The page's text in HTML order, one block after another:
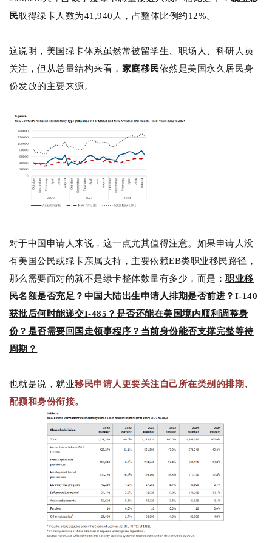
民取得绿卡人数为41,940人，占整体比例约12%。
这说明，美国绿卡体系虽然常被留学生、职场人、科研人员
关注，但从总量结构来看， 家庭移民依然是美国永久居民身
份发放的主要来源。
对于中国申请人来说，这一点尤其值得注意。 如果申请人没
有美国公民或绿卡亲属支持，主要依赖EB类职业移民路径，
那么需要面对的就不是绿卡整体数量有多少，而是：职业移
民名额是否充足？ 中国大陆出生申请人排期是否前进？I-140
获批后何时能递交I-485？是否还能在美国境内顺利调整身
份？是否需要回国走领事程序？当前身份能否支撑完整等待
周期？
也就是说，就业移民申请人更要关注自己所在类别的排期、
配额和身份衔接。